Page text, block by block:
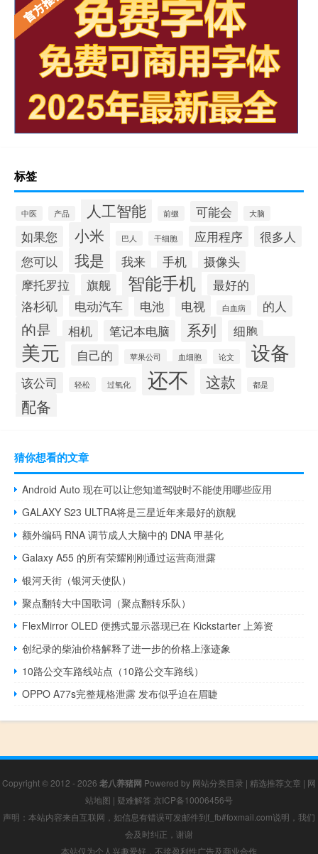
标签
中医 产品 人工智能 前缀 可能会 大脑
如果您 小米 巴人 干细胞 应用程序
很多人
您可以
我是 我来 手机
摄像头
摩托罗拉
旗舰 智能手机
最好的
洛杉矶
电动汽车 电池 电视 白血病 的人
的是 相机 笔记本电脑 系列 细胞
美元 自己的 苹果公司 血细胞 论文 设备
该公司 轻松 过氧化 还不 这款 都是
配备
猜你想看的文章
Android Auto 现在可以让您知道驾驶时不能使用哪些应用
GALAXY S23 ULTRA将是三星近年来最好的旗舰
额外编码 RNA 调节成人大脑中的 DNA 甲基化
Galaxy A55 的所有荣耀刚刚通过运营商泄露
银河天街（银河天使队）
聚点翻转大中国歌词（聚点翻转乐队）
FlexMirror OLED 便携式显示器现已在 Kickstarter 上筹资
创纪录的柴油价格解释了进一步的价格上涨迹象
10路公交车路线站点（10路公交车路线）
OPPO A77s完整规格泄露 发布似乎迫在眉睫
Copyright © 2012 - 2026 老八养猪网 Powered by 网站分类目录 | 精选推荐文章 | 网
站地图 | 疑难解答 京ICP备10006456号
声明：本站内容来自互联网，如信息有错误可发邮件到f_fb#foxmail.com说明，我们
会及时纠正，谢谢
本站仅为个人兴趣爱好，不接盈利性广告及商业合作